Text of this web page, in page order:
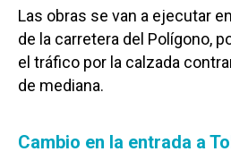
Las obras se van a ejecutar
de la carretera del Polígono,
el tráfico por la calzada
de mediana.
Cambio en la entrada a